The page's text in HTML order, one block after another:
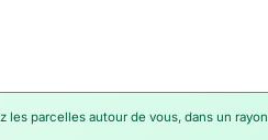
parcelles autour de vous, dans un rayon